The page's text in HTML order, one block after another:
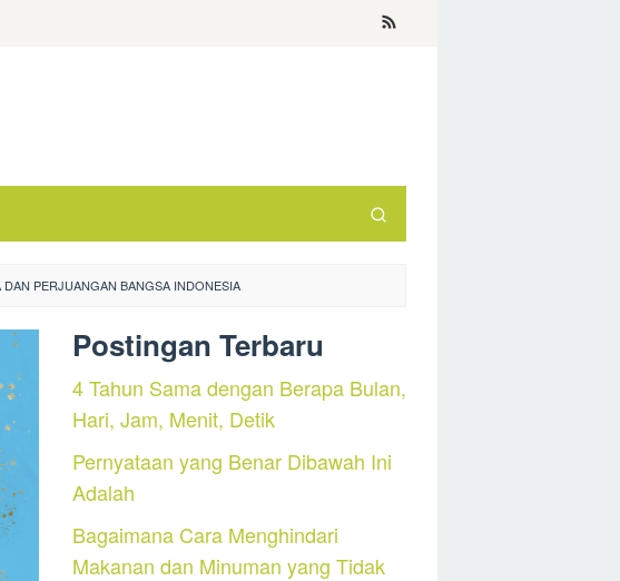
PERJUANGAN BANGSA INDONESIA
Postingan Terbaru
4 Tahun Sama dengan Berapa Bulan,
Hari, Jam, Menit, Detik
Pernyataan yang Benar Dibawah Ini
Adalah
Bagaimana Cara Menghindari
Makanan dan Minuman yang Tidak